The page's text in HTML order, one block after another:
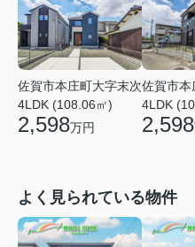
佐賀市本庄町大字末次
4LDK (108.06㎡)
2,598万円
佐賀市本
4LDK
2,598
よく見られている物件